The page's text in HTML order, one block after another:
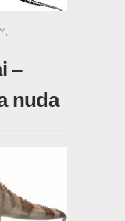
–
nuda